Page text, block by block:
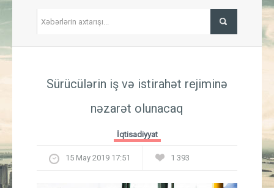
İqtisadiyyat
Güney Azərbaycan
Sürücülərin iş və istirahət rejiminə
nəzarət olunacaq
İqtisadiyyat
15 May 2019 17:51 1 393